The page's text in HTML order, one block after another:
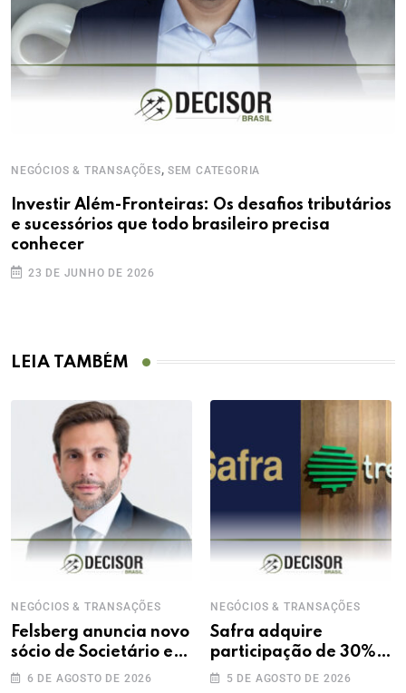
NEGÓCIOS & TRANSAÇÕES, SEM CATEGORIA
Investir Além-Fronteiras: Os desafios tributários
e sucessórios que todo brasileiro precisa
conhecer
23 DE JUNHO DE 2026
LEIA TAMBÉM
NEGÓCIOS & TRANSAÇÕES
Felsberg anuncia novo
sócio de Societário e
M&A
6 DE AGOSTO DE 2026
NEGÓCIOS & TRANSAÇÕES
Safra adquire
participação de 30%
na Treecorp
5 DE AGOSTO DE 2026